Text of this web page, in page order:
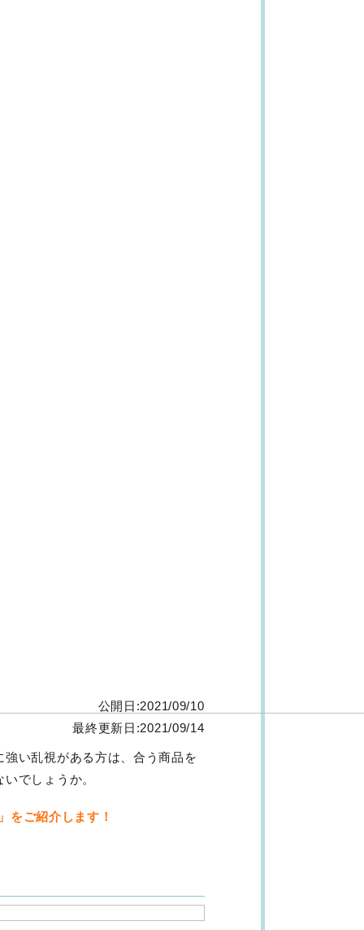
公開日:2021/09/10
最終更新日:2021/09/14
い乱視がある方は、合う商品を
でしょうか。
をご紹介します！